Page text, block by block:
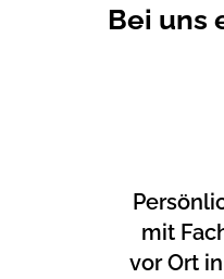
Bei uns
mit
vor Ort